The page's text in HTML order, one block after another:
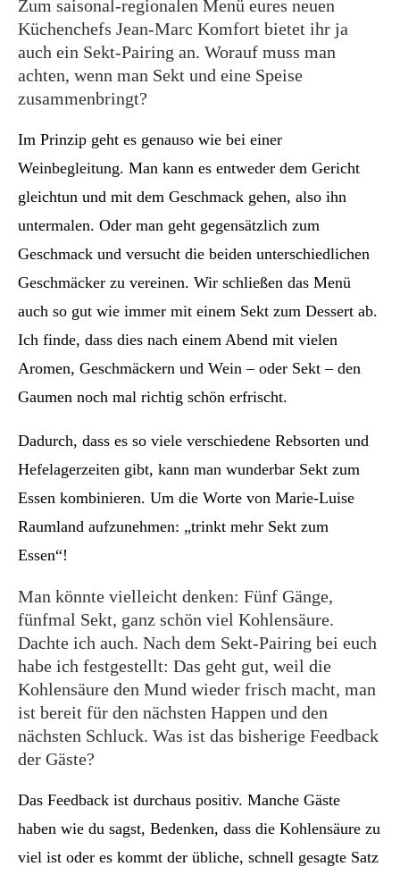
Zum saisonal-regionalen Menü eures neuen
Küchenchefs Jean-Marc Komfort bietet ihr ja
auch ein Sekt-Pairing an. Worauf muss man
achten, wenn man Sekt und eine Speise
zusammenbringt?
Im Prinzip geht es genauso wie bei einer
Weinbegleitung. Man kann es entweder dem Gericht
gleichtun und mit dem Geschmack gehen, also ihn
untermalen. Oder man geht gegensätzlich zum
Geschmack und versucht die beiden unterschiedlichen
Geschmäcker zu vereinen. Wir schließen das Menü
auch so gut wie immer mit einem Sekt zum Dessert ab.
Ich finde, dass dies nach einem Abend mit vielen
Aromen, Geschmäckern und Wein – oder Sekt – den
Gaumen noch mal richtig schön erfrischt.
Dadurch, dass es so viele verschiedene Rebsorten und
Hefelagerzeiten gibt, kann man wunderbar Sekt zum
Essen kombinieren. Um die Worte von Marie-Luise
Raumland aufzunehmen: „trinkt mehr Sekt zum
Essen“!
Man könnte vielleicht denken: Fünf Gänge,
fünfmal Sekt, ganz schön viel Kohlensäure.
Dachte ich auch. Nach dem Sekt-Pairing bei euch
habe ich festgestellt: Das geht gut, weil die
Kohlensäure den Mund wieder frisch macht, man
ist bereit für den nächsten Happen und den
nächsten Schluck. Was ist das bisherige Feedback
der Gäste?
Das Feedback ist durchaus positiv. Manche Gäste
haben wie du sagst, Bedenken, dass die Kohlensäure zu
viel ist oder es kommt der übliche, schnell gesagte Satz